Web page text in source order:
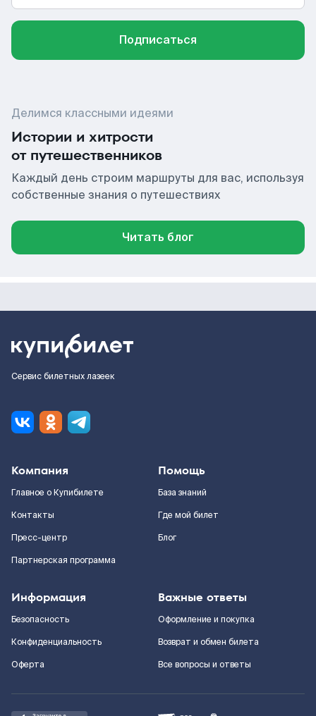
Подписаться
Делимся классными идеями
Истории и хитрости
от путешественников
Каждый день строим маршруты для вас, используя
собственные знания о путешествиях
Читать блог
Сервис билетных лазеек
Компания
Главное о Купибилете
Контакты
Пресс-центр
Партнерская программа
Помощь
База знаний
Где мой билет
Блог
Информация
Безопасность
Конфиденциальность
Оферта
Важные ответы
Оформление и покупка
Возврат и обмен билета
Все вопросы и ответы